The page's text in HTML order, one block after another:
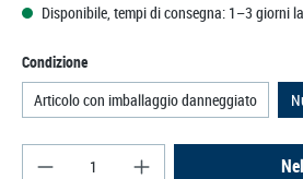
Disponibile, tempi di consegna: 1–3 giorni
Seleziona
Condizione
Articolo con imballaggio danneggiato
Quantità del prodotto: